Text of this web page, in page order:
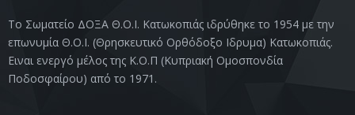
Το Σωματείο ΔΟΞΑ Θ.Ο.Ι. Κατωκοπιάς ιδρύθηκε το 1954 με την
επωνυμία Θ.Ο.Ι. (Θρησκευτικό Ορθόδοξο Ιδρυμα) Κατωκοπιάς.
Ειναι ενεργό μέλος της Κ.Ο.Π (Κυπριακή Ομοσπονδία
Ποδοσφαίρου) από το 1971.